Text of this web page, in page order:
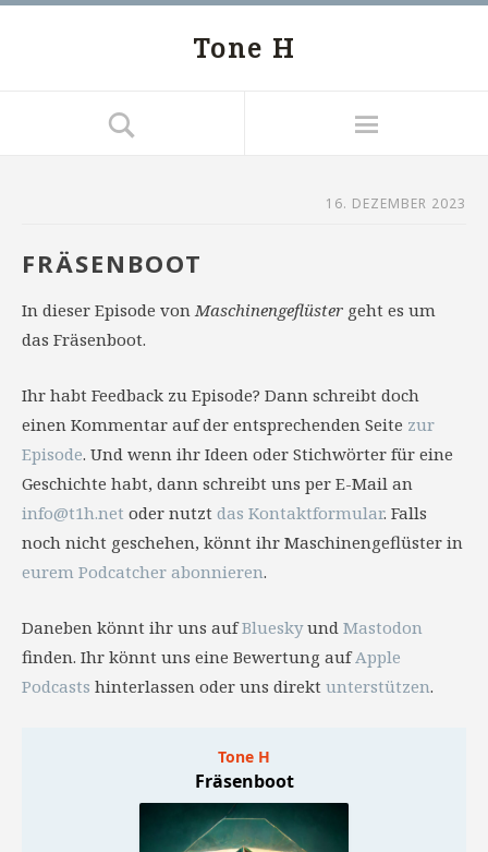
Tone H
16. DEZEMBER 2023
FRÄSENBOOT
In dieser Episode vonMaschinengeflüster geht es um
das Fräsenboot.
Ihr habt Feedback zu Episode? Dann schreibt doch
einen Kommentar auf der entsprechenden Seite zur
Episode. Und wenn ihr Ideen oder Stichwörter für eine
Geschichte habt, dann schreibt uns per E-Mail an
info@t1h.net oder nutzt das Kontaktformular. Falls
noch nicht geschehen, könnt ihr Maschinengeflüster in
eurem Podcatcher abonnieren.
Daneben könnt ihr uns aufBlueskyund Mastodon
finden. Ihr könnt uns eine Bewertung aufApple
Podcasts hinterlassen oder uns direkt unterstützen.